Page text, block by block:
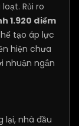
Rủi ro
1.920 điểm
tạo áp lực
hiện chưa
nhuận ngắn
lại, nhà đầu